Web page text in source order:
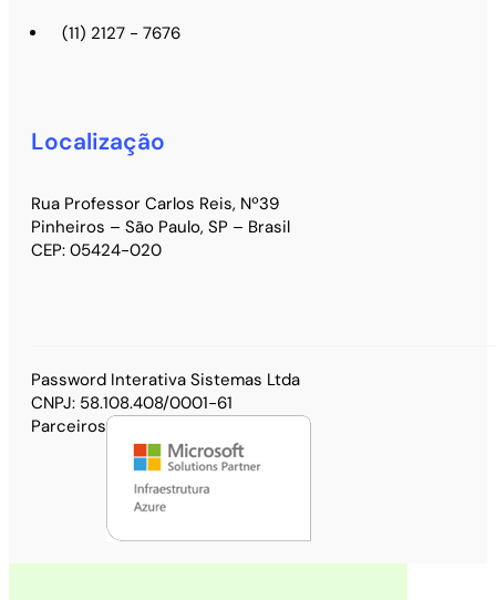
(11) 2127 - 7676
Localização
Rua Professor Carlos Reis, Nº39
Pinheiros – São Paulo, SP – Brasil
CEP: 05424-020
Password Interativa Sistemas Ltda
CNPJ: 58.108.408/0001-61
Parceiros